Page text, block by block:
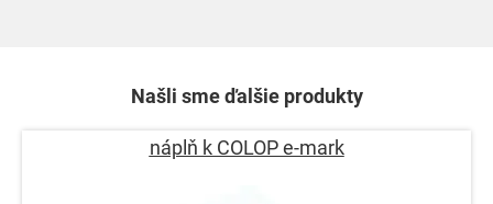
Našli sme ďalšie produkty
náplň k COLOP e-mark